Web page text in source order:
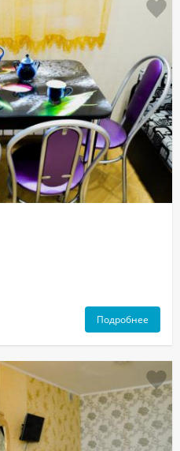
Подробнее